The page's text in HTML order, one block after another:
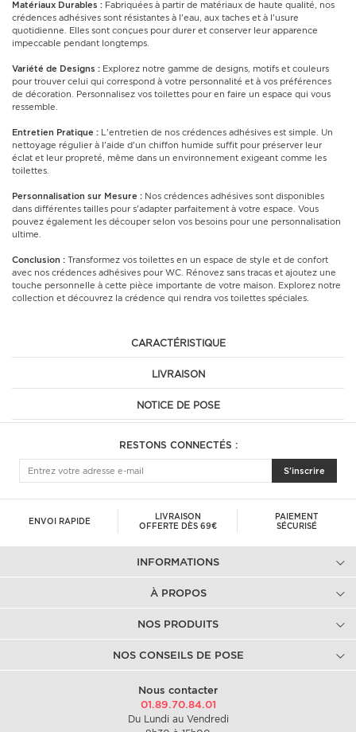
Matériaux Durables : Fabriquées à partir de matériaux de haute qualité, nos
crédences adhésives sont résistantes à l'eau, aux taches et à l'usure
quotidienne. Elles sont conçues pour durer et conserver leur apparence
impeccable pendant longtemps.
Variété de Designs : Explorez notre gamme de designs, motifs et couleurs
pour trouver celui qui correspond à votre personnalité et à vos préférences
de décoration. Personnalisez vos toilettes pour en faire un espace qui vous
ressemble.
Entretien Pratique : L'entretien de nos crédences adhésives est simple. Un
nettoyage régulier à l'aide d'un chiffon humide suffit pour préserver leur
éclat et leur propreté, même dans un environnement exigeant comme les
toilettes.
Personnalisation sur Mesure : Nos crédences adhésives sont disponibles
dans différentes tailles pour s'adapter parfaitement à votre espace. Vous
pouvez également les découper selon vos besoins pour une personnalisation
ultime.
Conclusion : Transformez vos toilettes en un espace de style et de confort
avec nos crédences adhésives pour WC. Rénovez sans tracas et ajoutez une
touche personnelle à cette pièce importante de votre maison. Explorez notre
collection et découvrez la crédence qui rendra vos toilettes spéciales.
CARACTÉRISTIQUE
LIVRAISON
NOTICE DE POSE
RESTONS CONNECTÉS :
S'inscrire
ENVOI RAPIDE
LIVRAISON
OFFERTE DÈS 69€
PAIEMENT
SÉCURISÉ
INFORMATIONS
À PROPOS
NOS PRODUITS
NOS CONSEILS DE POSE
Nous contacter
01.89.70.84.01
Du Lundi au Vendredi